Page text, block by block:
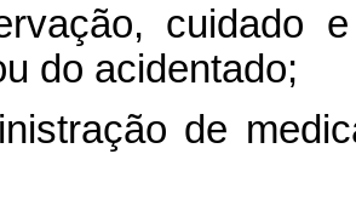
cuidado
do acidentado;
de